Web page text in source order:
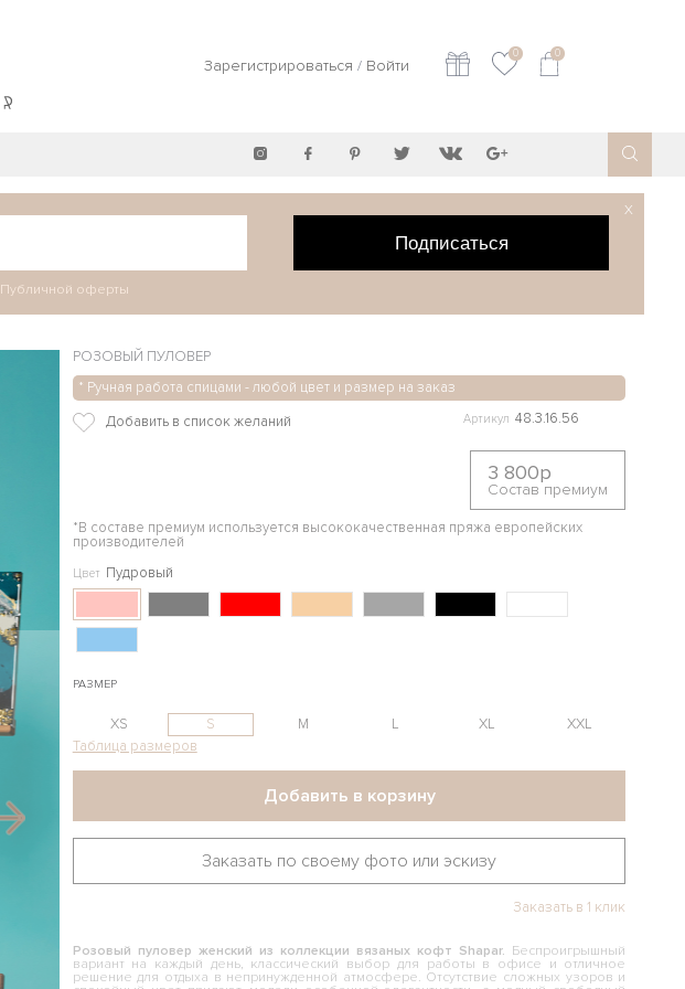
Зарегистрироваться / Войти
0 0
Подписаться
X
Публичной оферты
РОЗОВЫЙ ПУЛОВЕР
* Ручная работа спицами - любой цвет и размер на заказ
Артикул 48.3.16.56
3 800р
Состав премиум
*В составе премиум используется высококачественная пряжа европейских
производителей
Цвет Пудровый
РАЗМЕР
XS S M L XL
XXL
Таблица размеров
Добавить в корзину
Заказать по своему фото или эскизу
Заказать в 1 клик
Розовый пуловер женский из коллекции вязаных кофт Shapar. Беспроигрышный
вариант на каждый день, классический выбор для работы в офисе и отличное
решение для отдыха в непринужденной атмосфере. Отсутствие сложных узоров и